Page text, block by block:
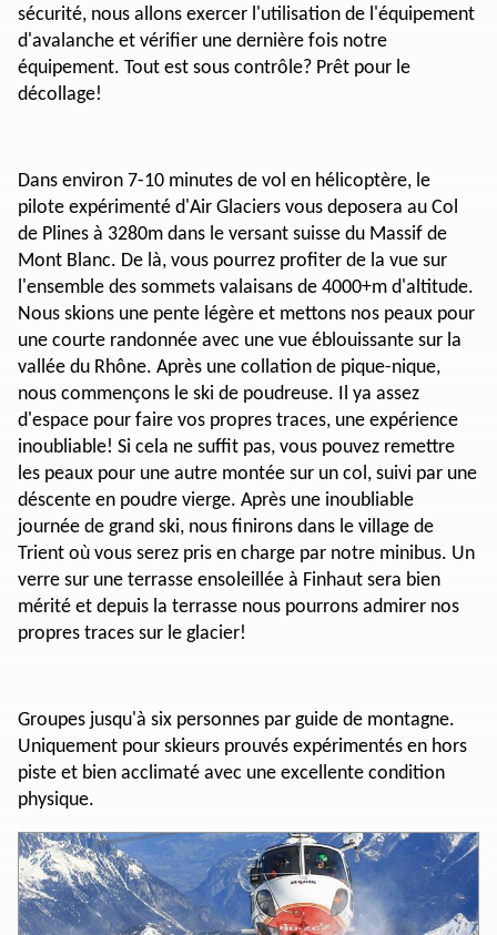
sécurité, nous allons exercer l'utilisation de l'équipement
d'avalanche et vérifier une dernière fois notre
équipement. Tout est sous contrôle? Prêt pour le
décollage!
Dans environ 7-10 minutes de vol en hélicoptère, le
pilote expérimenté d'Air Glaciers vous deposera au Col
de Plines à 3280m dans le versant suisse du Massif de
Mont Blanc. De là, vous pourrez profiter de la vue sur
l'ensemble des sommets valaisans de 4000+m d'altitude.
Nous skions une pente légère et mettons nos peaux pour
une courte randonnée avec une vue éblouissante sur la
vallée du Rhône. Après une collation de pique-nique,
nous commençons le ski de poudreuse. Il ya assez
d'espace pour faire vos propres traces, une expérience
inoubliable! Si cela ne suffit pas, vous pouvez remettre
les peaux pour une autre montée sur un col, suivi par une
déscente en poudre vierge. Après une inoubliable
journée de grand ski, nous finirons dans le village de
Trient où vous serez pris en charge par notre minibus. Un
verre sur une terrasse ensoleillée à Finhaut sera bien
mérité et depuis la terrasse nous pourrons admirer nos
propres traces sur le glacier!
Groupes jusqu'à six personnes par guide de montagne.
Uniquement pour skieurs prouvés expérimentés en hors
piste et bien acclimaté avec une excellente condition
physique.